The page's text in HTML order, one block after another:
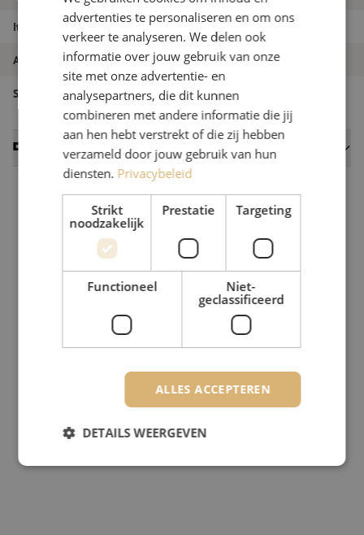
Itemnaam Sencity Spot-s antenne, Huber+Suhner
Artikelnummer M6000290
Soort product Communicatie antennes
Datasheets
advertenties te personaliseren en om ons
verkeer te analyseren. We delen ook
informatie over jouw gebruik van onze
site met onze advertentie- en
analysepartners, die dit kunnen
combineren met andere informatie die jij
aan hen hebt verstrekt of die zij hebben
verzameld door jouw gebruik van hun
diensten. Privacybeleid
Strikt
noodzakelijk
Prestatie Targeting
Functioneel
Niet-
geclassificeerd
ALLES ACCEPTEREN
DETAILS WEERGEVEN